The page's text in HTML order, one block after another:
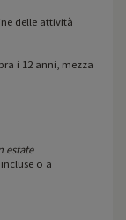
delle attività
i 12 anni, mezza
estate
o a